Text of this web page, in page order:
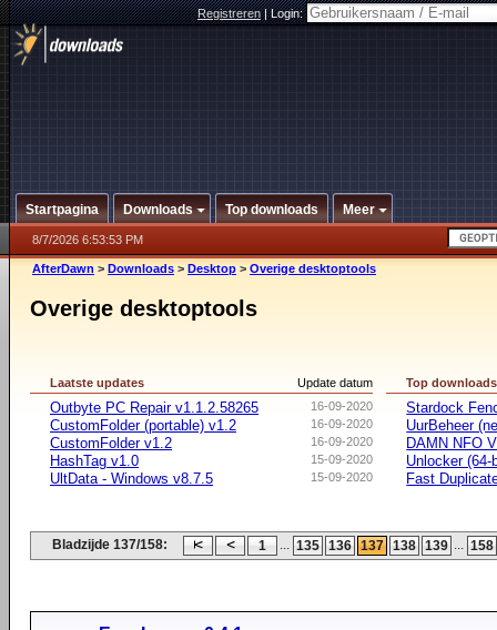
Registreren|Login:
Startpagina Downloads Top downloads Meer
8/7/2026 6:53:53 PM
AfterDawn > Downloads > Desktop > Overige desktoptools
Overige desktoptools
Update datum
Laatste updates
16-09-2020
Outbyte PC Repair v1.1.2.58265
16-09-2020
CustomFolder (portable) v1.2
16-09-2020
CustomFolder v1.2
15-09-2020
HashTag v1.0
15-09-2020
UltData - Windows v8.7.5
Top downloads
Stardock
UurBeheer
DAMN NFO
Unlocker (64-
Fast
Bladzijde 137/158: 1 ... 135 136 137 138 139 ... 158